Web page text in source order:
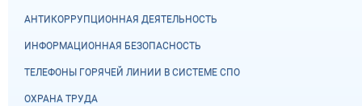
АНТИКОРРУПЦИОННАЯ ДЕЯТЕЛЬНОСТЬ
ИНФОРМАЦИОННАЯ БЕЗОПАСНОСТЬ
ТЕЛЕФОНЫ ГОРЯЧЕЙ ЛИНИИ В СИСТЕМЕ СПО
ОХРАНА ТРУДА